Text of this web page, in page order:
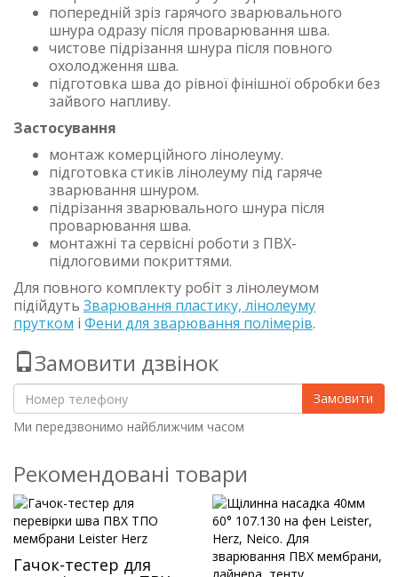
попередній зріз гарячого зварювального
шнура одразу після проварювання шва.
чистове підрізання шнура після повного
охолодження шва.
підготовка шва до рівної фінішної обробки без
зайвого напливу.
Застосування
монтаж комерційного лінолеуму.
підготовка стиків лінолеуму під гаряче
зварювання шнуром.
підрізання зварювального шнура після
проварювання шва.
монтажні та сервісні роботи з ПВХ-
підлоговими покриттями.
Для повного комплекту робіт з лінолеумом
підійдуть Зварювання пластику, лінолеуму
прутком і Фени для зварювання полімерів.
Замовити дзвінок
Замовити
Ми передзвонимо найближчим часом
Рекомендовані товари
Гачок-тестер для